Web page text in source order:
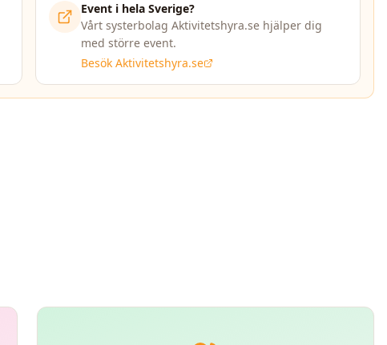
Event i hela Sverige?
Vårt systerbolag Aktivitetshyra.se hjälper dig
med större event.
Besök Aktivitetshyra.se